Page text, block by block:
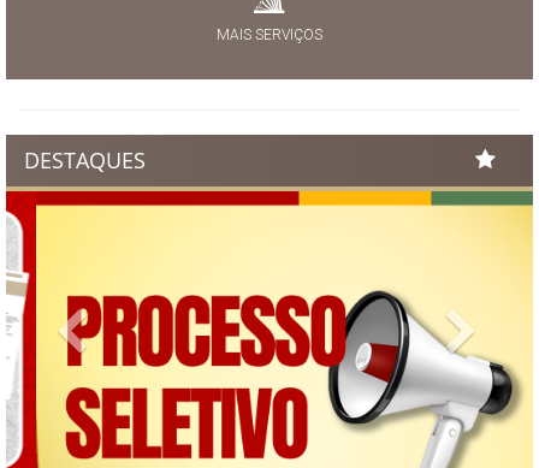
MAIS SERVIÇOS
DESTAQUES
Previous Next